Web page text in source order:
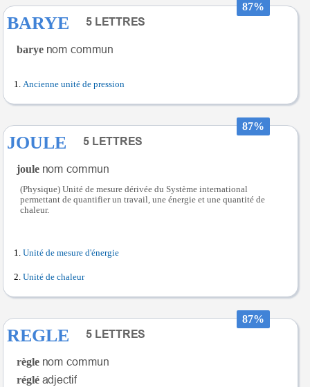
87%
BARYE
barye
Ancienne unité de pression
87%
JOULE
joule
(Physique) Unité de mesure dérivée du Système international
permettant de quantifier un travail, une énergie et une quantité de
chaleur.
Unité de mesure d'énergie
Unité de chaleur
87%
REGLE
règle
réglé